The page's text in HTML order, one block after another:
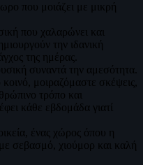
που μοιάζει με μικρή
που χαλαρώνει και
την ιδανική
της ημέρας.
συναντά την αμεσότητα.
μοιραζόμαστε σκέψεις,
τρόπο και
κάθε εβδομάδα γιατί
ένας χώρος όπου η
σεβασμό, χιούμορ και καλή